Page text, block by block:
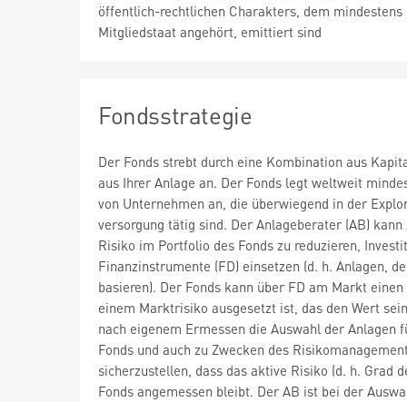
öffentlich-rechtlichen Charakters, dem mindestens
Mitgliedstaat angehört, emittiert sind
Fondsstrategie
Der Fonds strebt durch eine Kombination aus
aus Ihrer Anlage an. Der Fonds legt weltweit
von Unternehmen an, die überwiegend in der
versorgung tätig sind. Der Anlageberater (AB)
Risiko im Portfolio des Fonds zu reduzieren,
Finanzinstrumente (FD) einsetzen (d. h. Anlagen,
basieren). Der Fonds kann über FD am Markt
einem Marktrisiko ausgesetzt ist, das den Wert
nach eigenem Ermessen die Auswahl der
Fonds und auch zu Zwecken des
sicherzustellen, dass das aktive Risiko (d. h. Grad
Fonds angemessen bleibt. Der AB ist bei der